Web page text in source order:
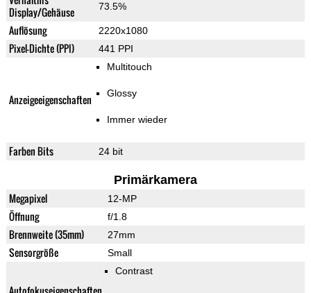
Display/Gehäuse
73.5%
Auflösung 2220x1080
Pixel-Dichte (PPI) 441 PPI
Anzeigeeigenschaften
Multitouch
Glossy
Immer wieder
Farben Bits 24 bit
Primärkamera
Megapixel 12-MP
Öffnung f/1.8
Brennweite (35mm) 27mm
Sensorgröße Small
Contrast